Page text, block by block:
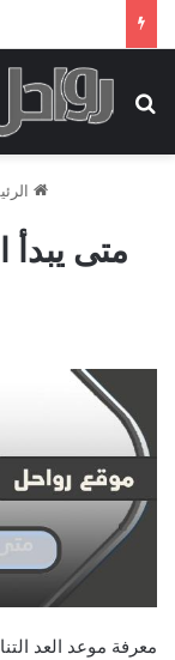
بحث عن
متى يبدأ